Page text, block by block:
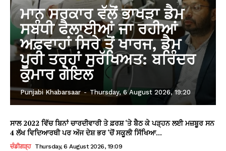
ਮਾਨ ਸਰਕਾਰ ਵੱਲੋਂ ਭਾਖੜਾ ਡੈਮ
ਸਬੰਧੀ ਫੈਲਾਈਆਂ ਜਾ ਰਹੀਆਂ
ਅਫ਼ਵਾਹਾਂ ਸਿਰੇ ਤੋਂ ਖਾਰਜ, ਡੈਮ
ਪੂਰੀ ਤਰ੍ਹਾਂ ਸੁਰੱਖਿਅਤ: ਬਰਿੰਦਰ
ਕੁਮਾਰ ਗੋਇਲ
Punjabi Khabarsaar - Thursday, 6 August 2026, 19:20
ਸਾਲ 2022 ਵਿੱਚ ਬਿਨਾਂ ਚਾਰਦੀਵਾਰੀ ਤੇ ਫ਼ਰਸ਼ ‘ਤੇ ਬੈਠ ਕੇ ਪੜ੍ਹਨ ਲਈ ਮਜ਼ਬੂਰ ਸਨ
4 ਲੱਖ ਵਿਦਿਆਰਥੀ ਪਰ ਅੱਜ ਦੇਸ਼ ਭਰ ‘ਚੋਂ ਸਕੂਲੀ ਸਿੱਖਿਆ...
ਚੰਡੀਗੜ੍ਹ Thursday, 6 August 2026, 19:09